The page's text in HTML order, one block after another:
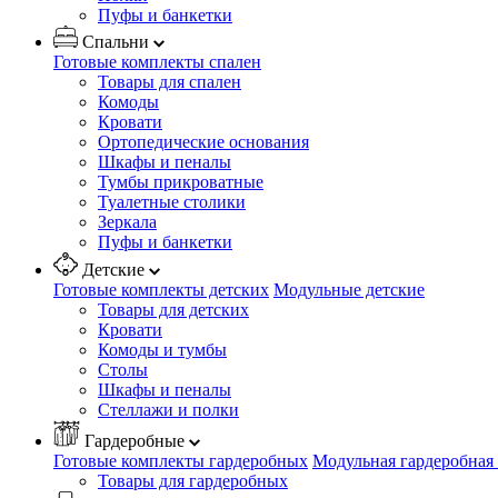
Пуфы и банкетки
Спальни
Готовые комплекты спален
Товары для спален
Комоды
Кровати
Ортопедические основания
Шкафы и пеналы
Тумбы прикроватные
Туалетные столики
Зеркала
Пуфы и банкетки
Детские
Готовые комплекты детских Модульные детские
Товары для детских
Кровати
Комоды и тумбы
Столы
Шкафы и пеналы
Стеллажи и полки
Гардеробные
Готовые комплекты гардеробных Модульная
Товары для гардеробных